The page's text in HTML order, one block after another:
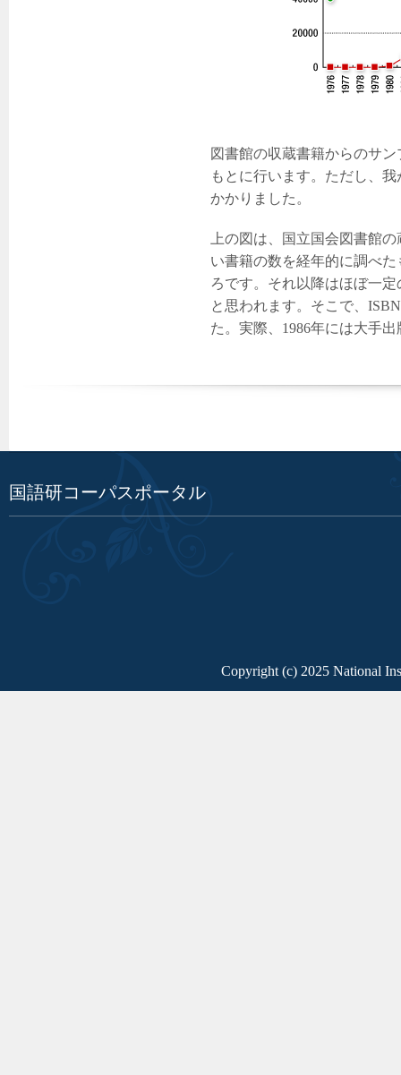
図書館の収蔵書籍からのサ
もとに行います。ただし、
かかりました。
上の図は、国立国会図書館
い書籍の数を経年的に調べ
ろです。それ以降はほぼ一
と思われます。そこで、
た。実際、1986年には大手
国語研コーパスポータル
Copyright (c) 2025 National